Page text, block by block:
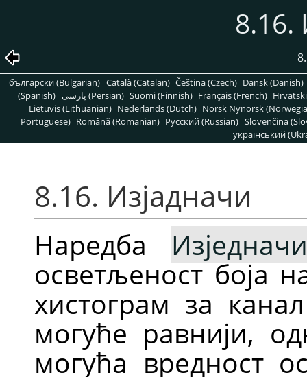
8.16.
български (Bulgarian) Català (Catalan) Čeština (Czech) Dansk (Danish)
(Spanish)
پارسی (Persian) Suomi (Finnish) Français (French)
Lietuvis (Lithuanian) Nederlands (Dutch) Norsk Nynorsk
Portuguese) Română (Romanian) Pусский (Russian) Slovenčina
український
8.16. Изјадначи
Наредба Изједначи
осветљеност боја
хистограм за
могуће равнији,
могућа вредност